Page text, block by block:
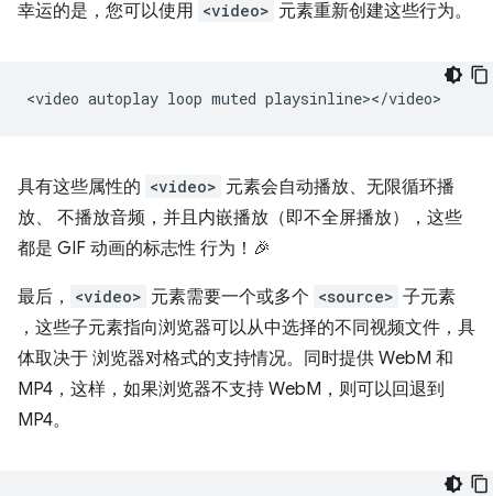
幸运的是，您可以使用 <video> 元素重新创建这些行为。
<video autoplay loop muted
具有这些属性的 <video> 元素会自动播放、无限循环播
放、 不播放音频，并且内嵌播放（即不全屏播放），这些
都是 GIF 动画的标志性 行为！🎉
最后， <video> 元素需要一个或多个 <source> 子元素
，这些子元素指向浏览器可以从中选择的不同视频文件，具
体取决于 浏览器对格式的支持情况。同时提供 WebM 和
MP4，这样，如果浏览器不支持 WebM，则可以回退到
MP4。